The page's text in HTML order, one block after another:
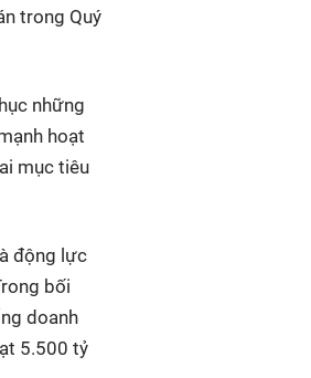
trong Quý
những
hoạt
mục tiêu
động lực
bối
doanh
5.500 tỷ